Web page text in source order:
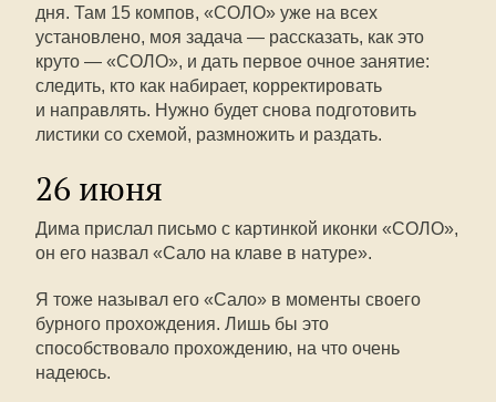
дня. Там 15 компов, «СОЛО» уже на всех
установлено, моя задача — рассказать, как это
круто — «СОЛО», и дать первое очное занятие:
следить, кто как набирает, корректировать
и направлять. Нужно будет снова подготовить
листики со схемой, размножить и раздать.
26 июня
Дима прислал письмо с картинкой иконки «СОЛО»,
он его назвал «Сало на клаве в натуре».
Я тоже называл его «Сало» в моменты своего
бурного прохождения. Лишь бы это
способствовало прохождению, на что очень
надеюсь.